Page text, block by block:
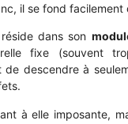
il se fond facilement
dans son
fixe (souvent
de descendre à
à elle imposante,